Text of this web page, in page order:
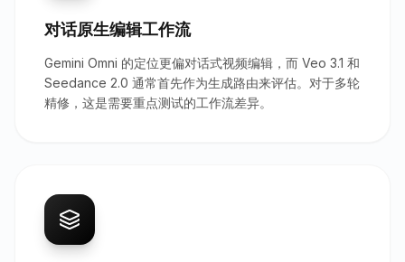
对话原生编辑工作流
Gemini Omni 的定位更偏对话式视频编辑，而 Veo 3.1 和
Seedance 2.0 通常首先作为生成路由来评估。对于多轮
精修，这是需要重点测试的工作流差异。